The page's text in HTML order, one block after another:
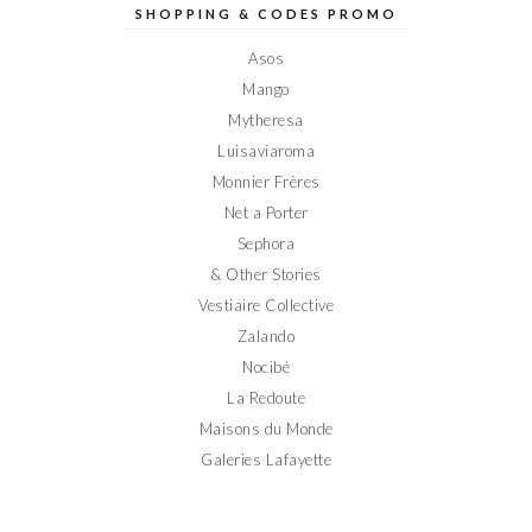
sursur sur sur sur
SHOPPING & CODES PROMO
Asos
Mango
Mytheresa
Luisaviaroma
Monnier Frères
Net a Porter
Sephora
& Other Stories
Vestiaire Collective
Zalando
Nocibé
La Redoute
Maisons du Monde
Galeries Lafayette